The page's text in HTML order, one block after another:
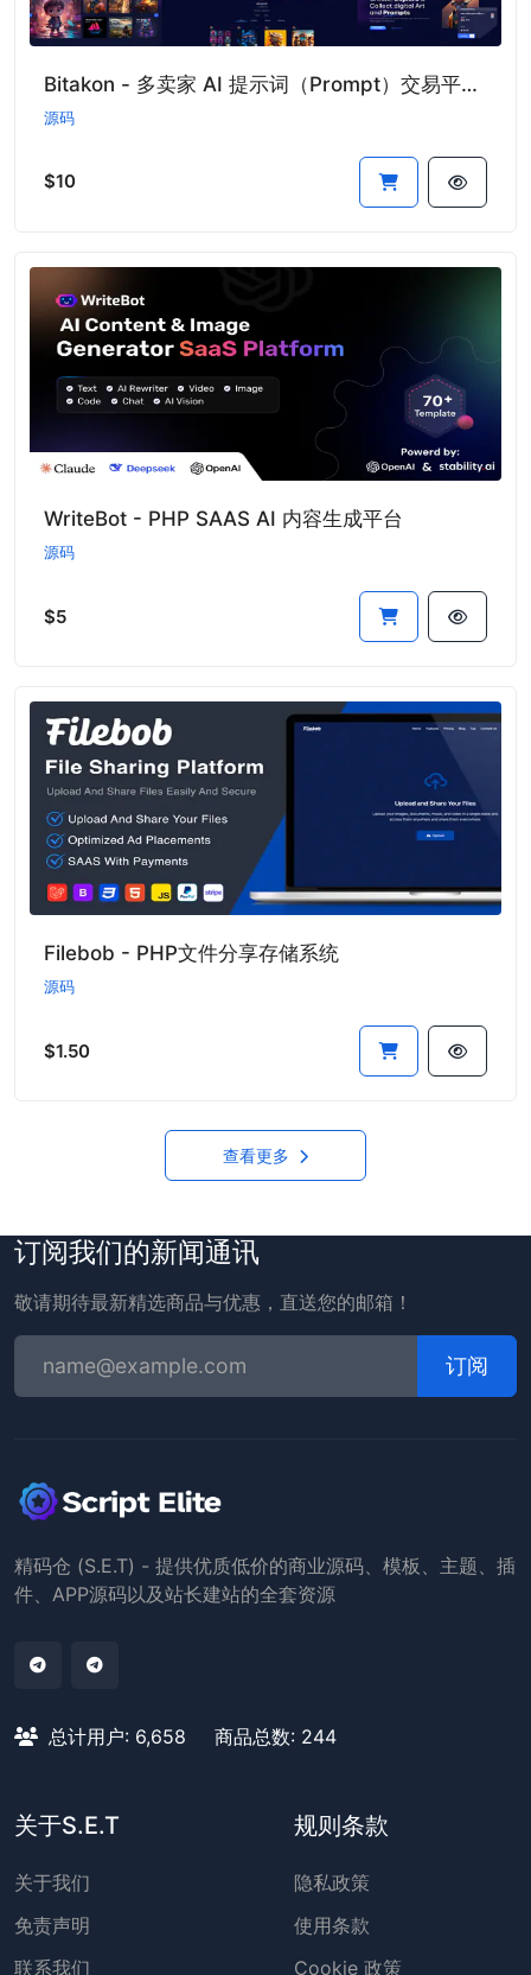
Bitakon - 多卖家 AI 提示词（Prompt）交易平台脚本
源码
$10
WriteBot - PHP SAAS AI 内容生成平台
源码
$5
Filebob - PHP文件分享存储系统
源码
$1.50
查看更多
订阅我们的新闻通讯
敬请期待最新精选商品与优惠，直送您的邮箱！
订阅
精码仓 (S.E.T) - 提供优质低价的商业源码、模板、主题、插
件、APP源码以及站长建站的全套资源
总计用户: 6,658 商品总数: 244
关于S.E.T
关于我们
免责声明
联系我们
规则条款
隐私政策
使用条款
Cookie 政策